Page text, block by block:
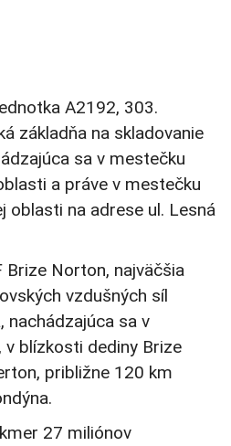
A2192, 303.
základňa na skladovanie
sa v mestečku
a práve v mestečku
oblasti na adrese ul. Lesná
Brize Norton, najväčšia
vzdušných síl
nachádzajúca sa v
blízkosti dediny Brize
približne 120 km
27 miliónov